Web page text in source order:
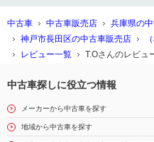
中古車 中古車販売店
兵庫県の
神戸市長田区の中古車販売店
レビュー一覧
T.Oさんのレビュ
中古車探しに役立つ情報
メーカーから中古車を探す
地域から中古車を探す